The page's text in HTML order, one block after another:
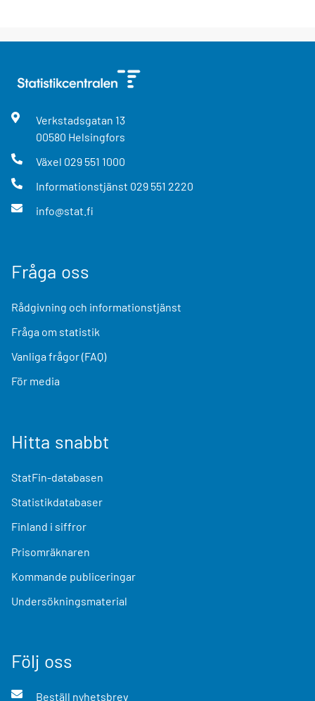
Verkstadsgatan 13
00580 Helsingfors
Växel 029 551 1000
Informationstjänst 029 551 2220
info@stat.fi
Fråga oss
Rådgivning och informationstjänst
Fråga om statistik
Vanliga frågor (FAQ)
För media
Hitta snabbt
StatFin-databasen
Statistikdatabaser
Finland i siffror
Prisomräknaren
Kommande publiceringar
Undersökningsmaterial
Följ oss
Beställ nyhetsbrev